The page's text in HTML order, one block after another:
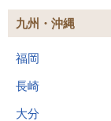
九州・沖縄
福岡
長崎
大分